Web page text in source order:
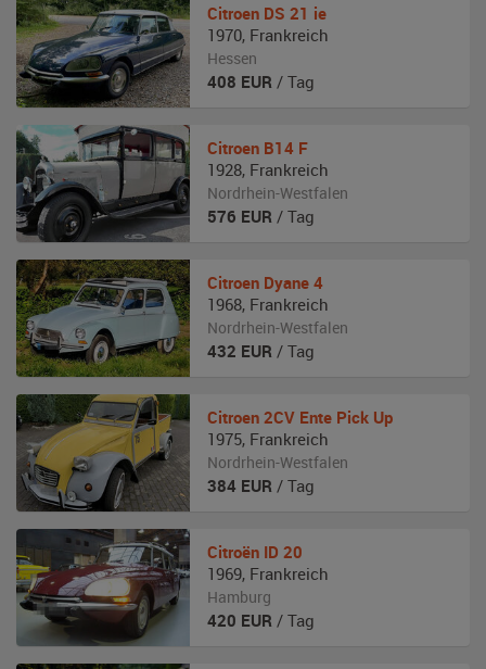
Citroen DS 21 ie
1970, Frankreich
Hessen
408 EUR / Tag
Citroen B14 F
1928, Frankreich
Nordrhein-Westfalen
576 EUR / Tag
Citroen Dyane 4
1968, Frankreich
Nordrhein-Westfalen
432 EUR / Tag
Citroen 2CV Ente Pick Up
1975, Frankreich
Nordrhein-Westfalen
384 EUR / Tag
Citroën ID 20
1969, Frankreich
Hamburg
420 EUR / Tag